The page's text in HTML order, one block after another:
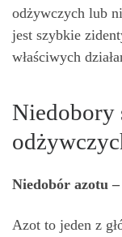
odżywczych lub
jest szybkie
właściwych
Niedobory
Niedobór azotu
Azot to jeden z